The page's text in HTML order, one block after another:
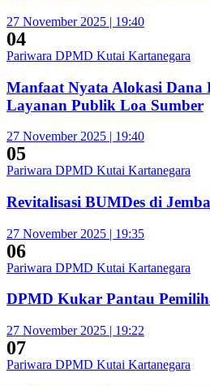
27 November 2025 | 19:40
04
Pariwara DPMD Kutai Kartanegara
Manfaat Nyata Alokasi Dana
Layanan Publik Loa Sumber
27 November 2025 | 19:40
05
Pariwara DPMD Kutai Kartanegara
Revitalisasi BUMDes di
27 November 2025 | 19:35
06
Pariwara DPMD Kutai Kartanegara
DPMD Kukar Pantau
27 November 2025 | 19:22
07
Pariwara DPMD Kutai Kartanegara